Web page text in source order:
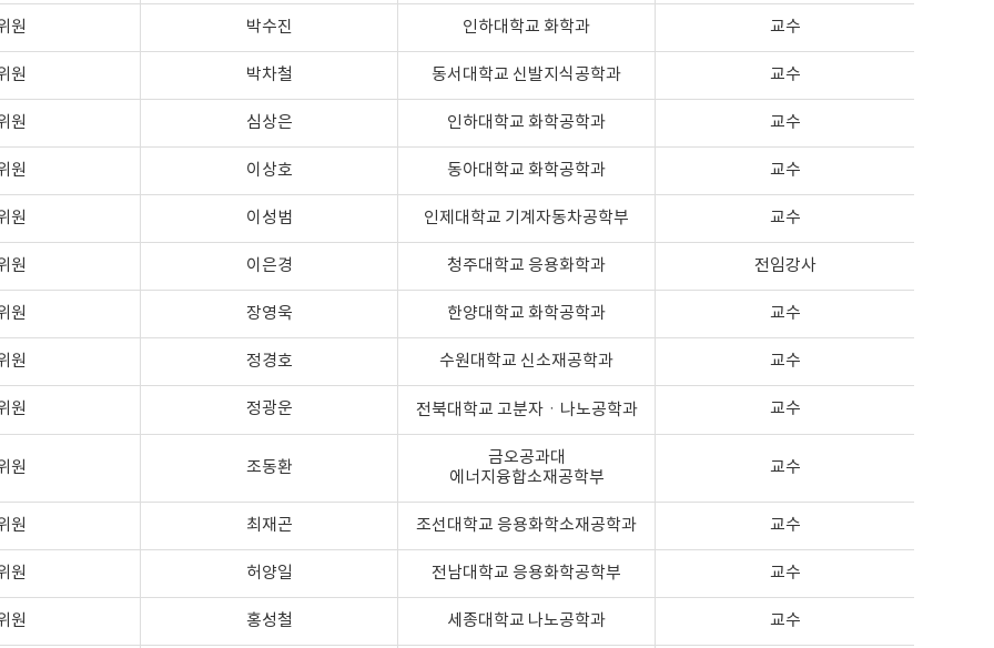
원 박수진 인하대학교 화학과 교수
원 박차철 동서대학교 신발지식공학과 교수
원 심상은 인하대학교 화학공학과 교수
원 이상호 동아대학교 화학공학과 교수
원 이성범 인제대학교 기계자동차공학부 교수
원 이은경 청주대학교 응용화학과 전임강사
원 장영욱 한양대학교 화학공학과 교수
원 정경호 수원대학교 신소재공학과 교수
원 정광운 전북대학교 고분자ㆍ나노공학과 교수
원 조동환
금오공과대
에너지융합소재공학부
교수
원 최재곤 조선대학교 응용화학소재공학과 교수
원 허양일 전남대학교 응용화학공학부 교수
원 홍성철 세종대학교 나노공학과 교수